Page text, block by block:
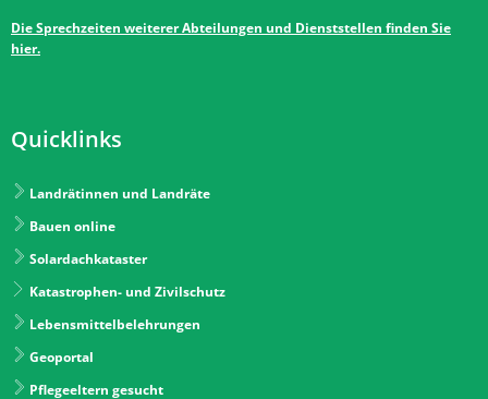
Die Sprechzeiten weiterer Abteilungen und Dienststellen finden Sie
hier.
Quicklinks
Landrätinnen und Landräte
Bauen online
Solardachkataster
Katastrophen- und Zivilschutz
Lebensmittelbelehrungen
Geoportal
Pflegeeltern gesucht